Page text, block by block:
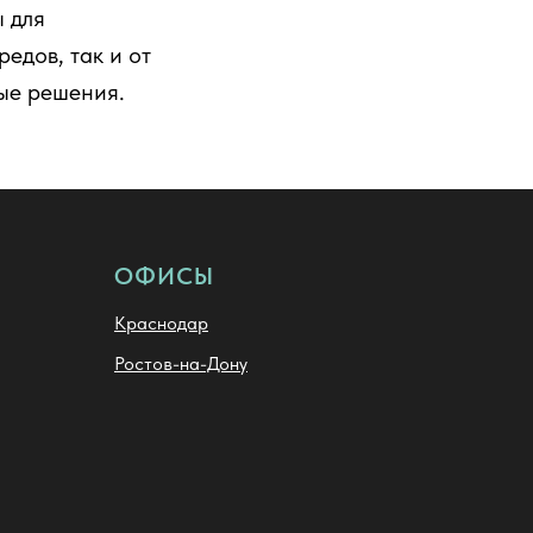
для
так и от
решения.
ОФИСЫ
Краснодар
Ростов-на-Дону